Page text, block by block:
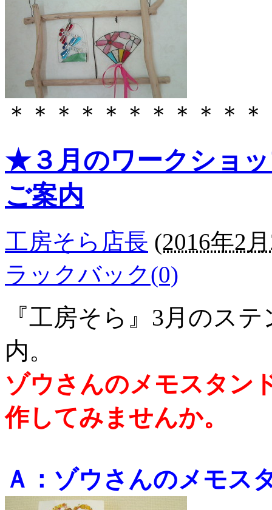
＊＊＊＊＊＊＊＊＊＊
★３月のワークショ
ご案内
工房そら店長 (2016年2
ラックバック(0)
『工房そら』3月のス
内。
ゾウさんのメモスタン
作してみませんか。
Ａ：ゾウさんのメモス